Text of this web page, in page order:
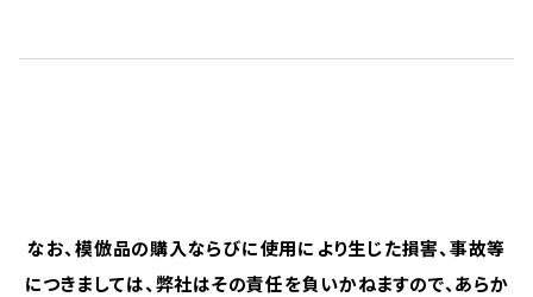
なお、模倣品の購入ならびに使用により生じた損害、事故等
につきましては、弊社はその責任を負いかねますので、あらか